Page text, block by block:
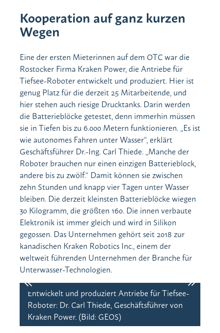
Kooperation auf ganz kurzen
Wegen
Eine der ersten Mieterinnen auf dem OTC war die
Rostocker Firma Kraken Power, die Antriebe für
Tiefsee-Roboter entwickelt und produziert. Hier ist
genug Platz für die derzeit 25 Mitarbeitende, und
hier stehen auch riesige Drucktanks. Darin werden
die Batterieblöcke getestet, denn immerhin müssen
sie in Tiefen bis zu 6.000 Metern funktionieren. „Es ist
wie autonomes Fahren unter Wasser“, erklärt
Geschäftsführer Dr.-Ing. Carl Thiede. „Manche der
Roboter brauchen nur einen einzigen Batterieblock,
andere bis zu zwölf.“ Damit können sie zwischen
zehn Stunden und knapp vier Tagen unter Wasser
bleiben. Die derzeit kleinsten Batterieblöcke wiegen
30 Kilogramm, die größten 160. Die innen verbaute
Elektronik ist immer gleich und wird in Silikon
gegossen. Das Unternehmen gehört seit 2018 zur
kanadischen Kraken Robotics Inc., einem der
weltweit führenden Unternehmen der Branche für
Unterwasser-Technologien.
Entwickelt und produziert Antriebe für Tiefsee-
Roboter: Dr. Carl Thiede, Geschäftsführer von
Kraken Power. (Bild: GEOS)